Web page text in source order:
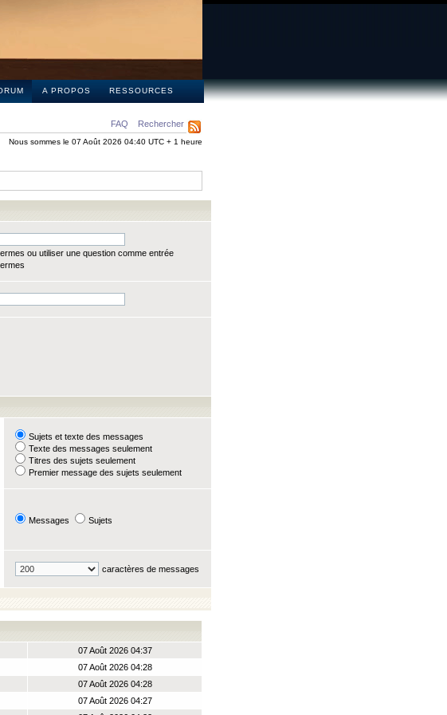
A PROPOS RESSOURCES
FAQ Rechercher
Nous sommes le 07 Août 2026 04:40 UTC + 1 heure
ou utiliser une question comme entrée
Sujets et texte des messages
Texte des messages seulement
Titres des sujets seulement
Premier message des sujets seulement
Messages Sujets
caractères de messages
07 Août 2026 04:37
07 Août 2026 04:28
07 Août 2026 04:28
07 Août 2026 04:27